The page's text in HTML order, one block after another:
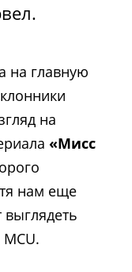
на главную
на
«Мисс
нам еще
выглядеть